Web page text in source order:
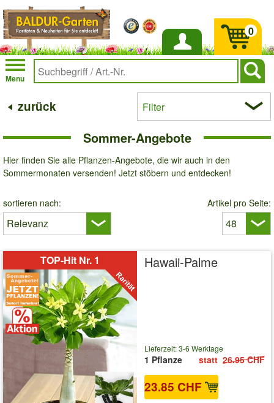
Anmelden
Menu
0
zurück Filter
Sommer-Angebote
Hier finden Sie alle Pflanzen-Angebote, die wir auch in den
Sommermonaten versenden! Jetzt stöbern und entdecken!
sortieren nach: Artikel pro Seite:
TOP-Hit Nr. 1 Hawaii-Palme
Lieferzeit: 3-6 Werktage
1 Pflanze
23.85 CHF
statt 26.95 CHF